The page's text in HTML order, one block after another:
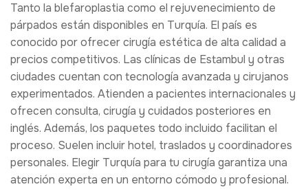
Tanto la blefaroplastia como el rejuvenecimiento de
párpados están disponibles en Turquía. El país es
conocido por ofrecer cirugía estética de alta calidad a
precios competitivos. Las clínicas de Estambul y otras
ciudades cuentan con tecnología avanzada y cirujanos
experimentados. Atienden a pacientes internacionales y
ofrecen consulta, cirugía y cuidados posteriores en
inglés. Además, los paquetes todo incluido facilitan el
proceso. Suelen incluir hotel, traslados y coordinadores
personales. Elegir Turquía para tu cirugía garantiza una
atención experta en un entorno cómodo y profesional.